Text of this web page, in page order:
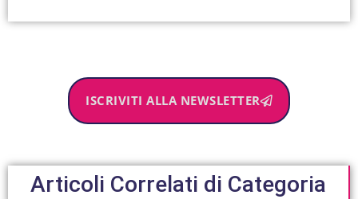
ISCRIVITI ALLA NEWSLETTER
Articoli Correlati di Categoria